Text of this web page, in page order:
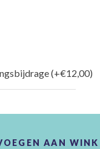
(+€12,00)
AAN